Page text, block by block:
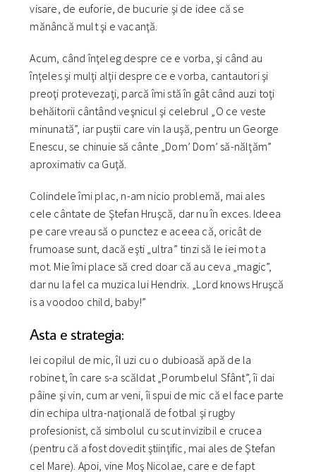
visare, de euforie, de bucurie şi de idee că se
mănâncă mult şi e vacanţă.
Acum, când înţeleg despre ce e vorba, şi când au
înţeles şi mulţi alţii despre ce e vorba, cantautori şi
preoţi protevezaţi, parcă îmi stă în gât când auzi toţi
behăitorii cântând veşnicul şi celebrul „O ce veste
minunată”, iar puştii care vin la uşă, pentru un George
Enescu, se chinuie să cânte „Dom’ Dom’ să-nălţăm”
aproximativ ca Guţă.
Colindele îmi plac, n-am nicio problemă, mai ales
cele cântate de Ştefan Hruşcă, dar nu în exces. Ideea
pe care vreau să o punctez e aceea că, oricât de
frumoase sunt, dacă eşti „ultra” tinzi să le iei mot a
mot. Mie îmi place să cred doar că au ceva „magic”,
dar nu la fel ca muzica lui Hendrix. „Lord knows Hruşcă
is a voodoo child, baby!”
Asta e strategia:
Iei copilul de mic, îl uzi cu o dubioasă apă de la
robinet, în care s-a scăldat „Porumbelul Sfânt”, îi dai
pâine şi vin, cum ar veni, îi spui de mic că el face parte
din echipa ultra-naţională de fotbal şi rugby
profesionist, că simbolul cu scut invizibil e crucea
(pentru că a fost dovedit ştiinţific, mai ales de Ştefan
cel Mare). Apoi, vine Moş Nicolae, care e de fapt